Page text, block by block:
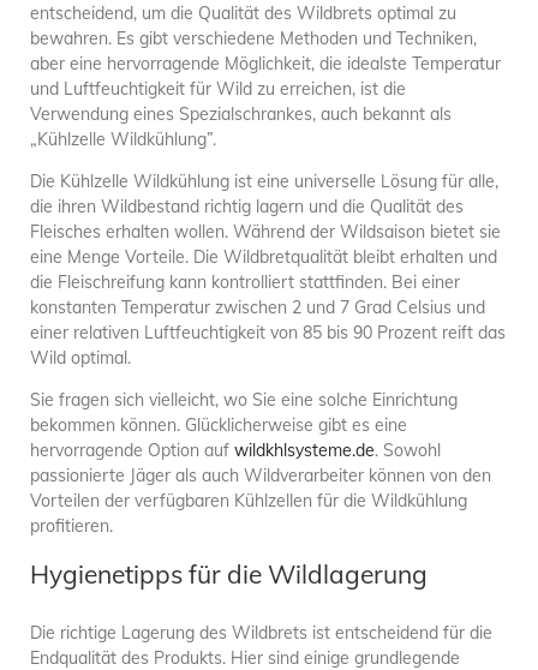
entscheidend, um die Qualität des Wildbrets optimal zu
bewahren. Es gibt verschiedene Methoden und Techniken,
aber eine hervorragende Möglichkeit, die idealste Temperatur
und Luftfeuchtigkeit für Wild zu erreichen, ist die
Verwendung eines Spezialschrankes, auch bekannt als
„Kühlzelle Wildkühlung”.
Die Kühlzelle Wildkühlung ist eine universelle Lösung für alle,
die ihren Wildbestand richtig lagern und die Qualität des
Fleisches erhalten wollen. Während der Wildsaison bietet sie
eine Menge Vorteile. Die Wildbretqualität bleibt erhalten und
die Fleischreifung kann kontrolliert stattfinden. Bei einer
konstanten Temperatur zwischen 2 und 7 Grad Celsius und
einer relativen Luftfeuchtigkeit von 85 bis 90 Prozent reift das
Wild optimal.
Sie fragen sich vielleicht, wo Sie eine solche Einrichtung
bekommen können. Glücklicherweise gibt es eine
hervorragende Option auf wildkhlsysteme.de. Sowohl
passionierte Jäger als auch Wildverarbeiter können von den
Vorteilen der verfügbaren Kühlzellen für die Wildkühlung
profitieren.
Hygienetipps für die Wildlagerung
Die richtige Lagerung des Wildbrets ist entscheidend für die
Endqualität des Produkts. Hier sind einige grundlegende